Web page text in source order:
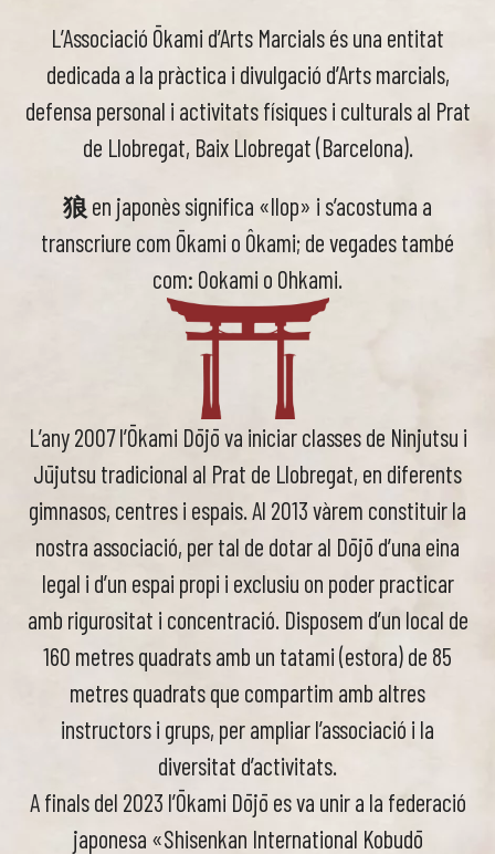
L’Associació Ōkami d’Arts Marcials és una entitat
dedicada a la pràctica i divulgació d’Arts marcials,
defensa personal i activitats físiques i culturals al Prat
de Llobregat, Baix Llobregat (Barcelona).
狼 en japonès significa «llop» i s’acostuma a
transcriure com Ōkami o Ôkami; de vegades també
com: Ookami o Ohkami.
L’any 2007 l’Ōkami Dōjō va iniciar classes de Ninjutsu i
Jūjutsu tradicional al Prat de Llobregat, en diferents
gimnasos, centres i espais. Al 2013 vàrem constituir la
nostra associació, per tal de dotar al Dōjō d’una eina
legal i d’un espai propi i exclusiu on poder practicar
amb rigurositat i concentració. Disposem d’un local de
160 metres quadrats amb un tatami (estora) de 85
metres quadrats que compartim amb altres
instructors i grups, per ampliar l’associació i la
diversitat d’activitats.
A finals del 2023 l’Ōkami Dōjō es va unir a la federació
japonesa «Shisenkan International Kobudō